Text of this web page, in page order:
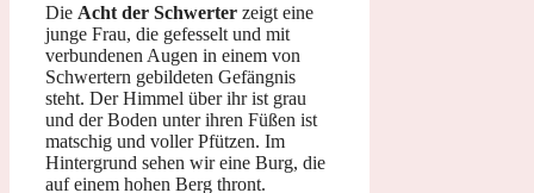
Die Acht der Schwerter zeigt eine
junge Frau, die gefesselt und mit
verbundenen Augen in einem von
Schwertern gebildeten Gefängnis
steht. Der Himmel über ihr ist grau
und der Boden unter ihren Füßen ist
matschig und voller Pfützen. Im
Hintergrund sehen wir eine Burg, die
auf einem hohen Berg thront.